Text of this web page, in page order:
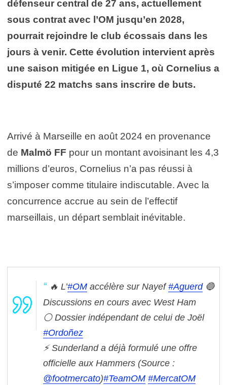
défenseur central de 27 ans, actuellement
sous contrat avec l’OM jusqu’en 2028,
pourrait rejoindre le club écossais dans les
jours à venir. Cette évolution intervient après
une saison mitigée en Ligue 1, où Cornelius a
disputé 22 matchs sans inscrire de buts.
Arrivé à Marseille en août 2024 en provenance
de Malmö FF pour un montant avoisinant les 4,3
millions d’euros, Cornelius n’a pas réussi à
s’imposer comme titulaire indiscutable. Avec la
concurrence accrue au sein de l’effectif
marseillais, un départ semblait inévitable.
🔥 L’#OM accélère sur Nayef#Aguerd 🔵
Discussions en cours avec West Ham
⚪ Dossier indépendant de celui de Joël
#Ordoñez
⚡ Sunderland a déjà formulé une offre
officielle aux Hammers (Source :
@footmercato)#TeamOM #MercatOM